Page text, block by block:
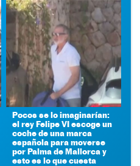
Pocos se lo imaginarían:
el rey Felipe VI escoge un
coche de una marca
española para moverse
por Palma de Mallorca y
esto es lo que cuesta